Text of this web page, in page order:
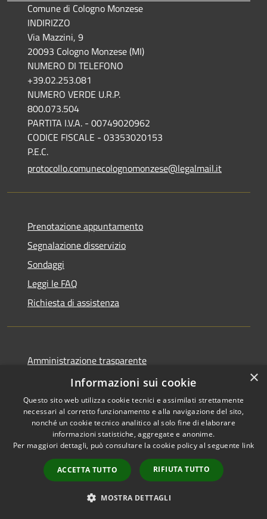
Comune di Cologno Monzese
INDIRIZZO
Via Mazzini, 9
20093 Cologno Monzese (MI)
NUMERO DI TELEFONO
+39.02.253.081
NUMERO VERDE U.R.P.
800.073.504
PARTITA I.V.A. - 00749020962
CODICE FISCALE - 03353020153
P.E.C.
protocollo.comunecolognomonzese@legalmail.it
Prenotazione appuntamento
Segnalazione disservizio
Sondaggi
Leggi le FAQ
Richiesta di assistenza
Amministrazione trasparente
Informativa privacy
Note legali
Obiettivi di accessibilità
Dichiarazione di accessibilità
Open Data
×
Informazioni sui cookie
Questo sito web utilizza cookie tecnici e assimilati strettamente
necessari al corretto funzionamento e alla navigazione del sito,
nonché un cookie tecnico analitico al solo fine di elaborare
informazioni statistiche, aggregate e anonime.
Per maggiori dettagli, può consultare la cookie policy al seguente link
ACCETTA TUTTO RIFIUTA TUTTO
MOSTRA DETTAGLI